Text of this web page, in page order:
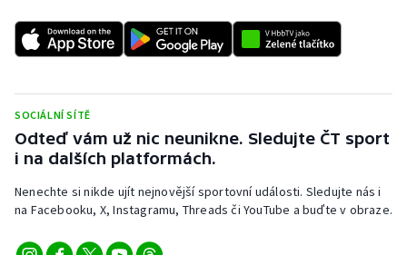
SOCIÁLNÍ SÍTĚ
Odteď vám už nic neunikne. Sledujte ČT sport
i na dalších platformách.
Nenechte si nikde ujít nejnovější sportovní události. Sledujte nás i
na Facebooku, X, Instagramu, Threads či YouTube a buďte v obraze.